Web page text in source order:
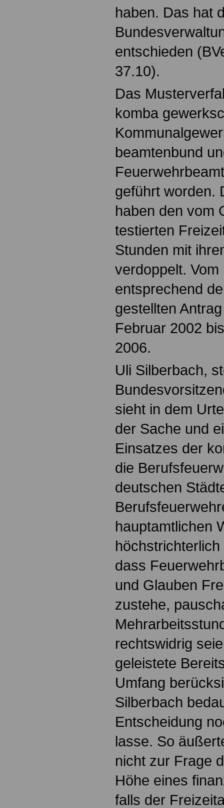
haben. Das hat
entschieden
37.10).
Das
komba
beamtenbund
geführt worden.
haben den vom
testierten
Stunden mit
verdoppelt.
entsprechend
gestellten
Februar 2002
2006.
Uli Silberbach,
sieht in dem
der Sache und
Einsatzes der
die
deutschen
hauptamtlichen
dass
und Glauben
zustehe,
rechtswidrig
geleistete
Umfang
Silberbach
Entscheidung
lasse. So
nicht zur Frage
Höhe eines
falls der